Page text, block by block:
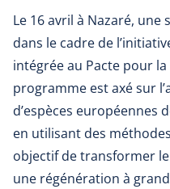
Le 16 avril à Nazaré,
dans le cadre de
intégrée au Pacte pour
programme est axé sur
d’espèces européennes
en utilisant des
objectif de transformer
une régénération à